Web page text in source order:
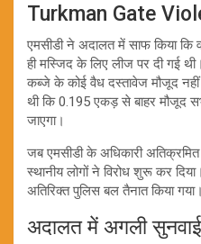
Turkman Gate
एमसीडी ने अदालत में साफ किया
ही मस्जिद के लिए लीज पर दी गई
कब्जे के कोई वैध दस्तावेज मौजूद नहीं
थी कि 0.195 एकड़ से बाहर मौजूद
जाएगा।
जब एमसीडी के अधिकारी
स्थानीय लोगों ने विरोध शुरू कर
अतिरिक्त पुलिस बल तैनात किया गया।
अदालत में अगली सुनवाई